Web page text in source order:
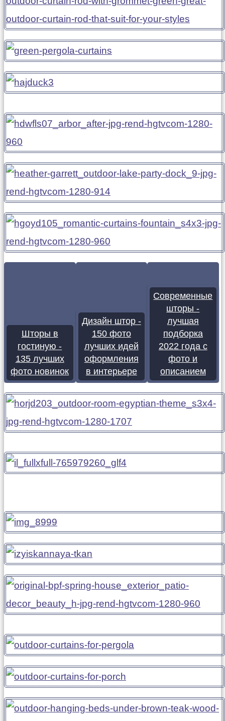
Шторы в
гостиную -
135 лучших
фото новинок
Дизайн штор -
150 фото
лучших идей
оформления
в интерьере
Современные
шторы -
лучшая
подборка
2022 года с
фото и
описанием